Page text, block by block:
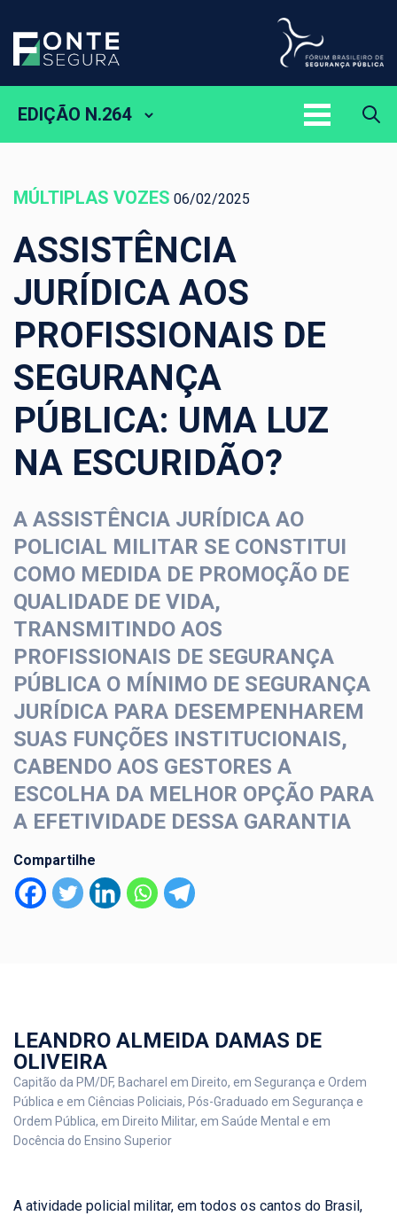
EDIÇÃO N.264
MÚLTIPLAS VOZES 06/02/2025
ASSISTÊNCIA
JURÍDICA AOS
PROFISSIONAIS DE
SEGURANÇA
PÚBLICA: UMA LUZ
NA ESCURIDÃO?
A ASSISTÊNCIA JURÍDICA AO
POLICIAL MILITAR SE CONSTITUI
COMO MEDIDA DE PROMOÇÃO DE
QUALIDADE DE VIDA,
TRANSMITINDO AOS
PROFISSIONAIS DE SEGURANÇA
PÚBLICA O MÍNIMO DE SEGURANÇA
JURÍDICA PARA DESEMPENHAREM
SUAS FUNÇÕES INSTITUCIONAIS,
CABENDO AOS GESTORES A
ESCOLHA DA MELHOR OPÇÃO PARA
A EFETIVIDADE DESSA GARANTIA
Compartilhe
LEANDRO ALMEIDA DAMAS DE
OLIVEIRA
Capitão da PM/DF, Bacharel em Direito, em Segurança e Ordem
Pública e em Ciências Policiais, Pós-Graduado em Segurança e
Ordem Pública, em Direito Militar, em Saúde Mental e em
Docência do Ensino Superior
A atividade policial militar, em todos os cantos do Brasil,